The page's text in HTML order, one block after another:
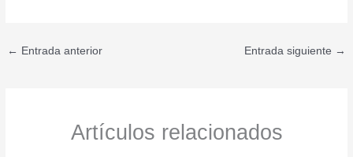
← Entrada anterior Entrada siguiente →
Artículos relacionados